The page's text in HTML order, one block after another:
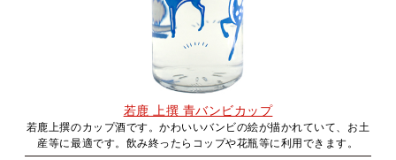
若鹿 上撰 青バンビカップ
若鹿上撰のカップ酒です。かわいいバンビの絵が描かれていて、お土
産等に最適です。飲み終ったらコップや花瓶等に利用できます。